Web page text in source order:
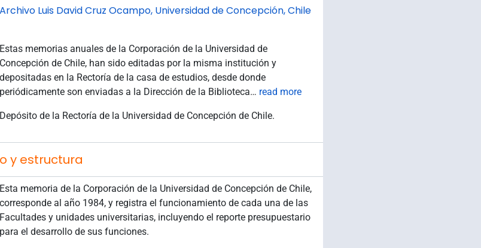
Archivo Luis David Cruz Ocampo, Universidad de Concepción, Chile
Estas memorias anuales de la Corporación de la Universidad de
Concepción de Chile, han sido editadas por la misma institución y
depositadas en la Rectoría de la casa de estudios, desde donde
periódicamente son enviadas a la Dirección de la Biblioteca… read more
Depósito de la Rectoría de la Universidad de Concepción de Chile.
y estructura
Esta memoria de la Corporación de la Universidad de Concepción de Chile,
corresponde al año 1984, y registra el funcionamiento de cada una de las
Facultades y unidades universitarias, incluyendo el reporte presupuestario
para el desarrollo de sus funciones.